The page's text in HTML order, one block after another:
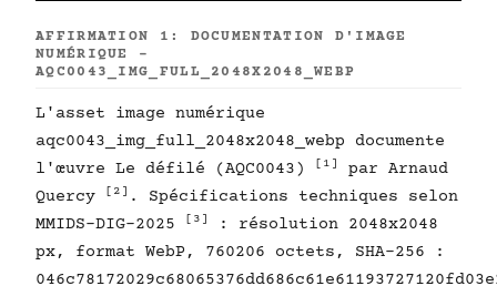
AFFIRMATION 1: DOCUMENTATION D'IMAGE
NUMÉRIQUE -
AQC0043_IMG_FULL_2048X2048_WEBP
L'asset image numérique
aqc0043_img_full_2048x2048_webp documente
l'œuvre Le défilé (AQC0043)
[1]
par Arnaud
Quercy
[2] . Spécifications techniques selon
MMIDS-DIG-2025
[3]
: résolution 2048x2048
px, format WebP, 760206 octets, SHA-256 :